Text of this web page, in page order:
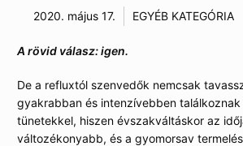
2020. május 17. EGYÉB KATEGÓRIA
A rövid válasz: igen.
De a refluxtól szenvedők nemcsak
gyakrabban és intenzívebben
tünetekkel, hiszen évszakváltáskor az
változékonyabb, és a gyomorsav